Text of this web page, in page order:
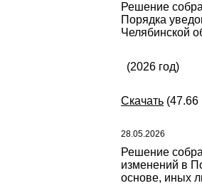
Решение
Порядка
Челябинской
(2026 год)
Скачать (47.66
28.05.2026
Решение
изменений в
основе, иных